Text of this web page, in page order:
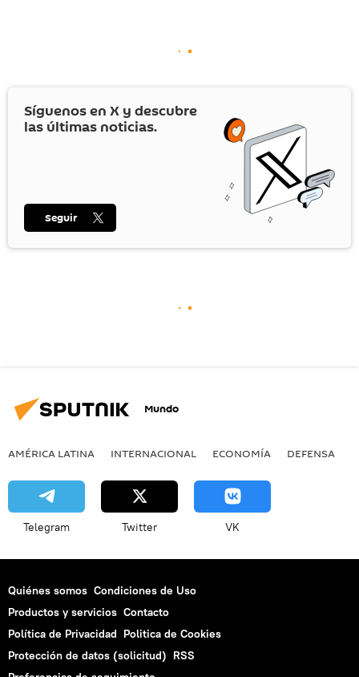
Síguenos en X y descubre
las últimas noticias.
Seguir
Mundo
AMÉRICA LATINA INTERNACIONAL ECONOMÍA DEFENSA
Telegram Twitter VK
Quiénes somos Condiciones de Uso
Productos y servicios Contacto
Política de Privacidad Politica de Cookies
Protección de datos (solicitud) RSS